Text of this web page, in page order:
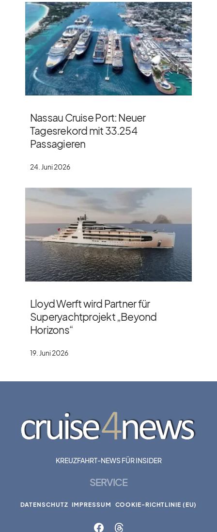
Nassau Cruise Port: Neuer
Tagesrekord mit 33.254
Passagieren
24. Juni 2026
Lloyd Werft wird Partner für
Superyachtprojekt „Beyond
Horizons“
19. Juni 2026
KREUZFAHRT-NEWS FÜR INSIDER
SERVICE
DATENSCHUTZ IMPRESSUM COOKIE-RICHTLINIE (EU)